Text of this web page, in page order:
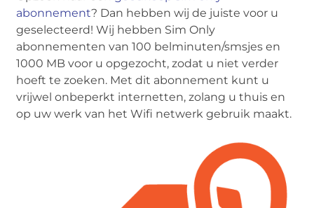
abonnement? Dan hebben wij de juiste voor u
geselecteerd! Wij hebben Sim Only
abonnementen van 100 belminuten/smsjes en
1000 MB voor u opgezocht, zodat u niet verder
hoeft te zoeken. Met dit abonnement kunt u
vrijwel onbeperkt internetten, zolang u thuis en
op uw werk van het Wifi netwerk gebruik maakt.